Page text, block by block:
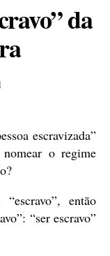
da
escravizada”
o regime
então
“ser escravo”